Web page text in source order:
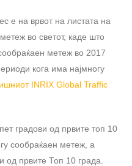
е на врвот на листата на
во светот, каде што
метеж во 2017
кога има најмногу
INRIX Global Traffic
градови од првите топ 10
сообраќаен метеж, а
од првите Топ 10 града.